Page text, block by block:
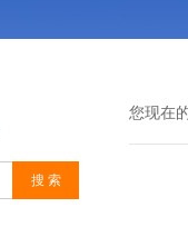
您现在